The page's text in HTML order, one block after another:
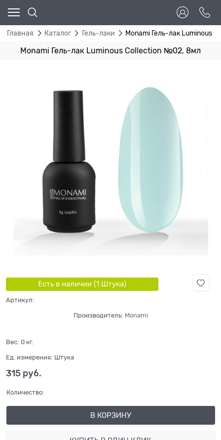
Главная Каталог Гель-лаки Monami Гель-лак Luminous
Monami Гель-лак Luminous Collection №02, 8мл
Есть в наличии (1 Штука)
Артикул:
Производитель: Monami
Вес: 0 кг.
Ед. измерения: Штука
315 руб.
Количество:
В КОРЗИНУ